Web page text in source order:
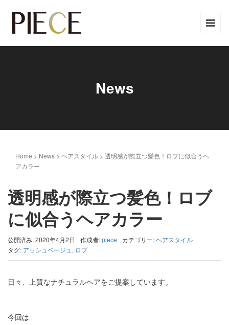
News
Home > News > ヘアスタイル > 透明感が際立つ髪色！ロブに似合うヘ
アカラー
透明感が際立つ髪色！ロブ
に似合うヘアカラー
公開済み: 2020年4月2日 作成者:piece カテゴリー:ヘアスタイル
タグ: アッシュベージュ , ロブ
日々、上質なナチュラルヘアをご提案しています。
今回は